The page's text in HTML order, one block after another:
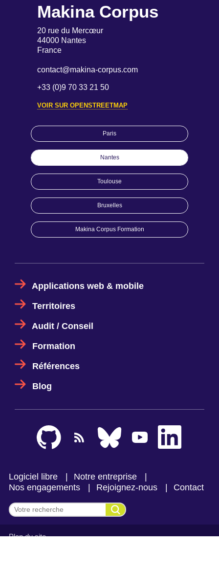
Applications web & mobile
Territoires
Audit / Conseil
Formation
Références
Blog
Paris
Nantes
Toulouse
Bruxelles
Makina Corpus Formation
Makina Corpus
20 rue du Mercœur
44000 Nantes
France
contact@makina-corpus.com
+33 (0)9 70 33 21 50
VOIR SUR OPENSTREETMAP
Logiciel libre
Notre entreprise
Nos engagements
Rejoignez-nous Contact
Effectuer une recherche
Plan du site